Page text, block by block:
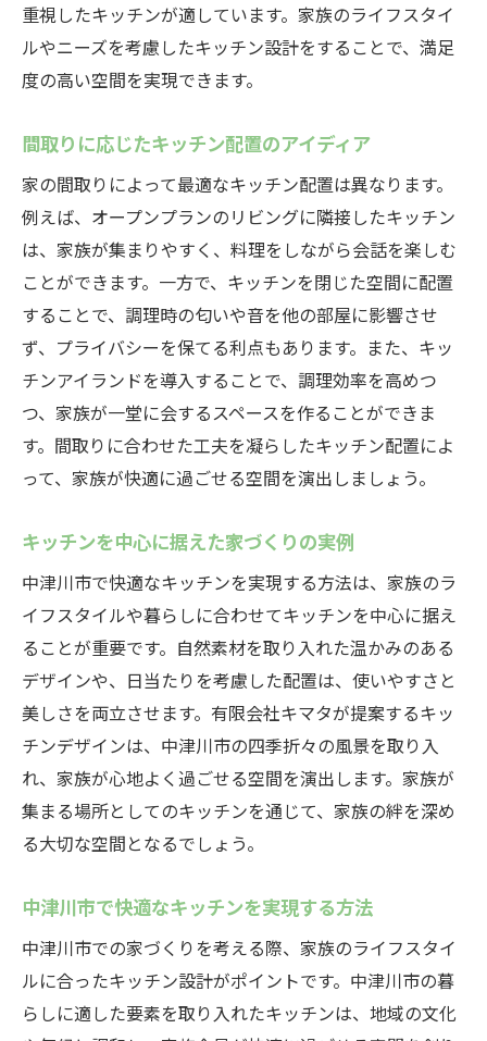
重視したキッチンが適しています。家族のライフスタイ
ルやニーズを考慮したキッチン設計をすることで、満足
度の高い空間を実現できます。
間取りに応じたキッチン配置のアイディア
家の間取りによって最適なキッチン配置は異なります。
例えば、オープンプランのリビングに隣接したキッチン
は、家族が集まりやすく、料理をしながら会話を楽しむ
ことができます。一方で、キッチンを閉じた空間に配置
することで、調理時の匂いや音を他の部屋に影響させ
ず、プライバシーを保てる利点もあります。また、キッ
チンアイランドを導入することで、調理効率を高めつ
つ、家族が一堂に会するスペースを作ることができま
す。間取りに合わせた工夫を凝らしたキッチン配置によ
って、家族が快適に過ごせる空間を演出しましょう。
キッチンを中心に据えた家づくりの実例
中津川市で快適なキッチンを実現する方法は、家族のラ
イフスタイルや暮らしに合わせてキッチンを中心に据え
ることが重要です。自然素材を取り入れた温かみのある
デザインや、日当たりを考慮した配置は、使いやすさと
美しさを両立させます。有限会社キマタが提案するキッ
チンデザインは、中津川市の四季折々の風景を取り入
れ、家族が心地よく過ごせる空間を演出します。家族が
集まる場所としてのキッチンを通じて、家族の絆を深め
る大切な空間となるでしょう。
中津川市で快適なキッチンを実現する方法
中津川市での家づくりを考える際、家族のライフスタイ
ルに合ったキッチン設計がポイントです。中津川市の暮
らしに適した要素を取り入れたキッチンは、地域の文化